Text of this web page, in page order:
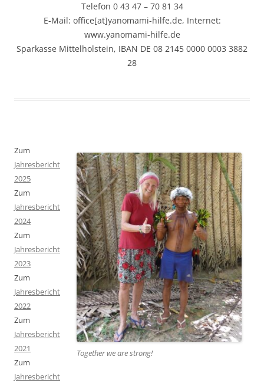
Telefon 0 43 47 – 70 81 34
E-Mail: office[at]yanomami-hilfe.de, Internet:
www.yanomami-hilfe.de
Sparkasse Mittelholstein, IBAN DE 08 2145 0000 0003 3882
28
Together we are strong!
Zum
Jahresbericht
2025
Zum
Jahresbericht
2024
Zum
Jahresbericht
2023
Zum
Jahresbericht
2022
Zum
Jahresbericht
2021
Zum
Jahresbericht